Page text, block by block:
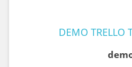
DEMO TRELLO